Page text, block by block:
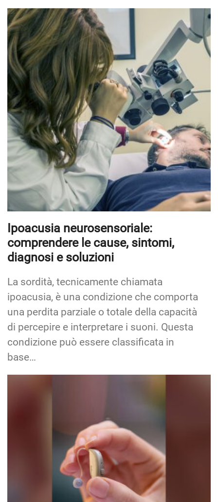
Ipoacusia neurosensoriale:
comprendere le cause, sintomi,
diagnosi e soluzioni
La sordità, tecnicamente chiamata
ipoacusia, è una condizione che comporta
una perdita parziale o totale della capacità
di percepire e interpretare i suoni. Questa
condizione può essere classificata in
base…